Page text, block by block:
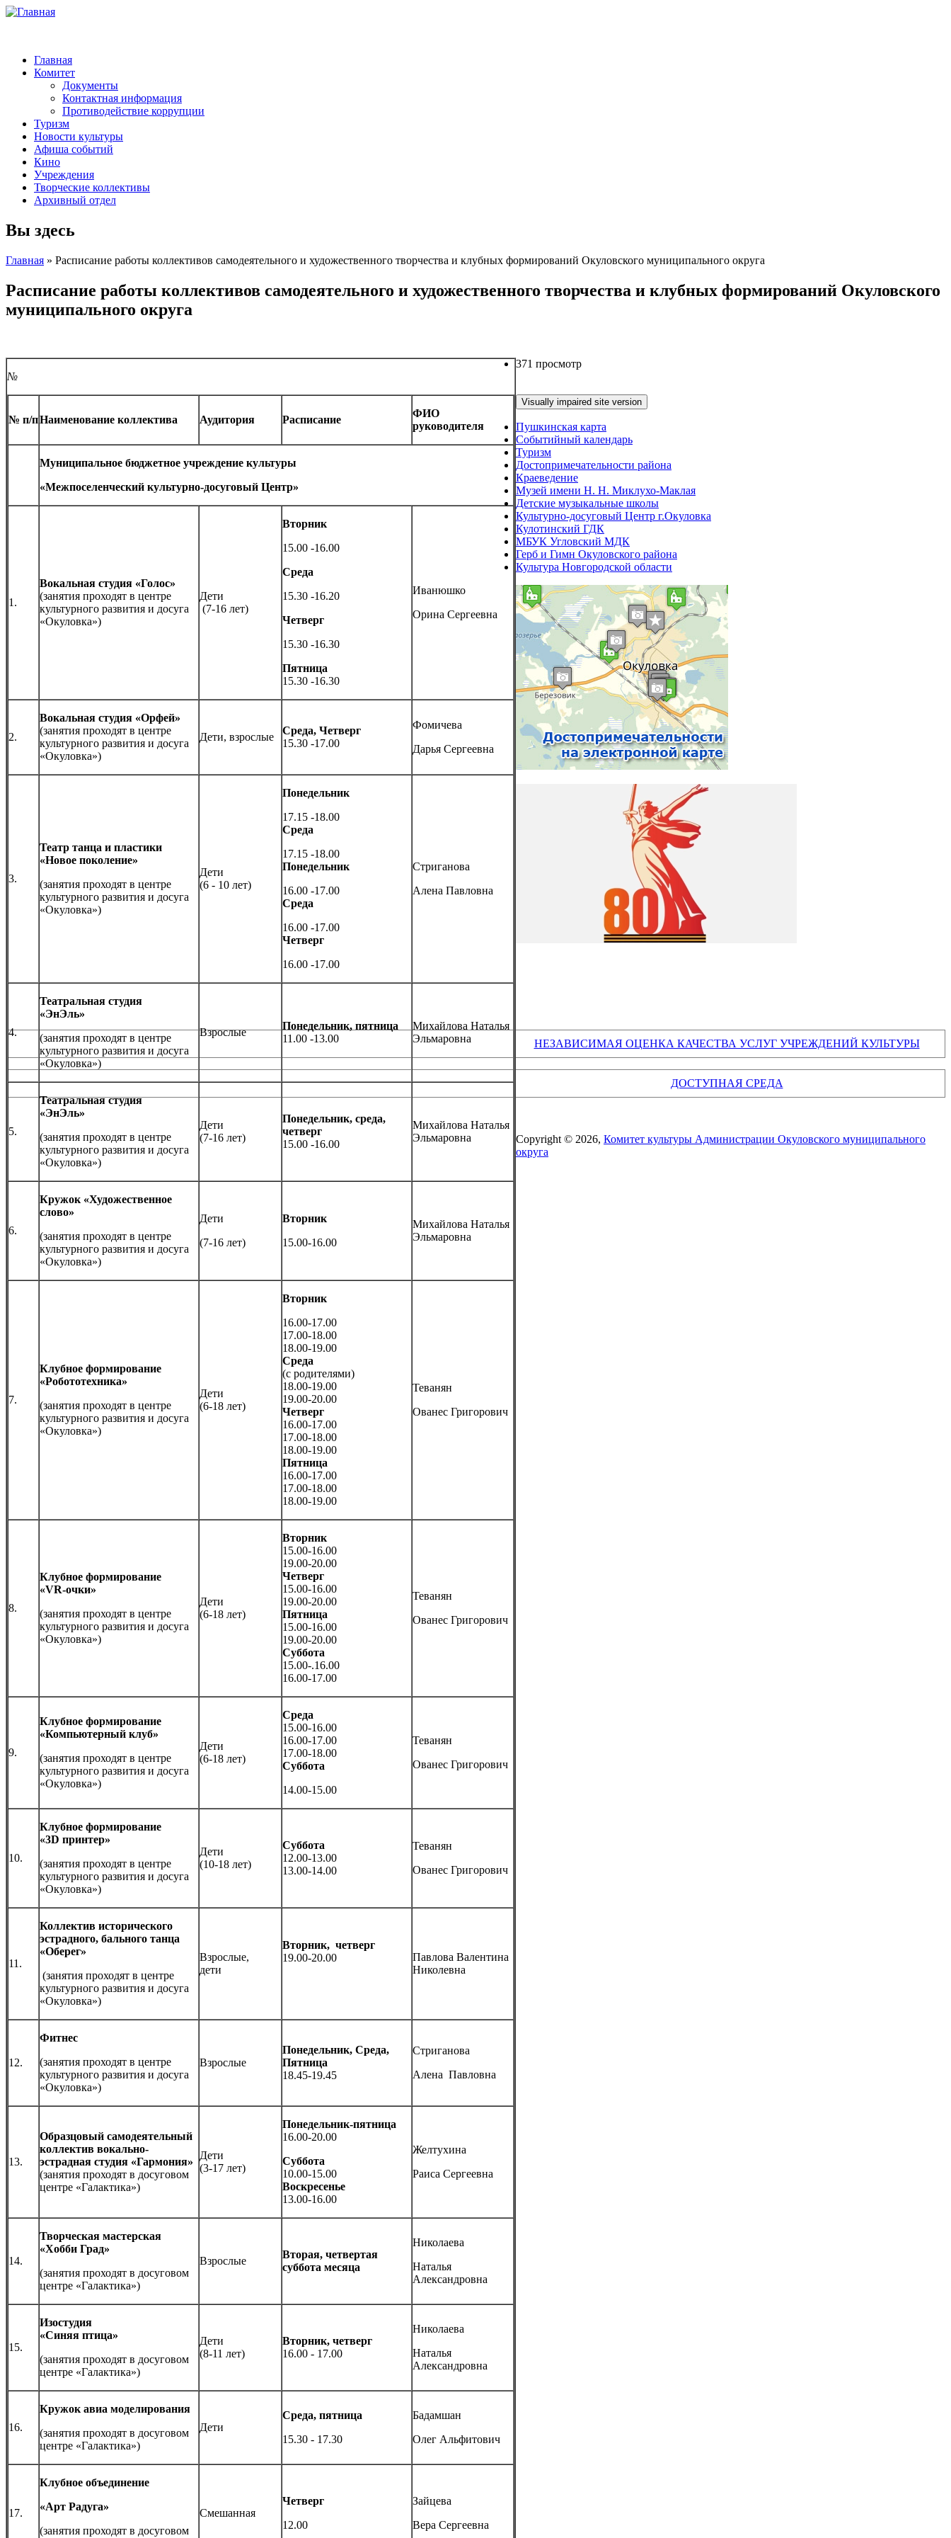
Главная
Комитет
Документы
Контактная информация
Противодействие коррупции
Туризм
Новости культуры
Афиша событий
Кино
Учреждения
Творческие коллективы
Архивный отдел
Вы здесь
Главная » Расписание работы коллективов самодеятельного и художественного творчества и клубных формирований Окуловского муниципального округа
Расписание работы коллективов самодеятельного и художественного творчества и клубных формирований Окуловского
муниципального округа
№
№ п/пНаименование коллектива Аудитория Расписание
ФИО
руководителя
Муниципальное бюджетное учреждение культуры
«Межпоселенческий культурно-досуговый Центр»
1.
Вокальная студия «Голос»
(занятия проходят в центре
культурного развития и досуга
«Окуловка»)
Дети
(7-16 лет)
Вторник
15.00 -16.00
Среда
15.30 -16.20
Четверг
15.30 -16.30
Пятница
15.30 -16.30
Иванюшко
Орина Сергеевна
2.
Вокальная студия «Орфей»
(занятия проходят в центре
культурного развития и досуга
«Окуловка»)
Дети, взрослые
Среда, Четверг
15.30 -17.00
Фомичева
Дарья Сергеевна
3.
Театр танца и пластики
«Новое поколение»
(занятия проходят в центре
культурного развития и досуга
«Окуловка»)
Дети
(6 - 10 лет)
Понедельник
17.15 -18.00
Среда
17.15 -18.00
Понедельник
16.00 -17.00
Среда
16.00 -17.00
Четверг
16.00 -17.00
Стриганова
Алена Павловна
4.
Театральная студия
«ЭнЭль»
(занятия проходят в центре
культурного развития и досуга
«Окуловка»)
Взрослые
Понедельник, пятница
11.00 -13.00
Михайлова Наталья
Эльмаровна
5.
Театральная студия
«ЭнЭль»
(занятия проходят в центре
культурного развития и досуга
«Окуловка»)
Дети
(7-16 лет)
Понедельник, среда,
четверг
15.00 -16.00
Михайлова Наталья
Эльмаровна
6.
Кружок «Художественное
слово»
(занятия проходят в центре
культурного развития и досуга
«Окуловка»)
Дети
(7-16 лет)
Вторник
15.00-16.00
Михайлова Наталья
Эльмаровна
7.
Клубное формирование
«Робототехника»
(занятия проходят в центре
культурного развития и досуга
«Окуловка»)
Дети
(6-18 лет)
Вторник
16.00-17.00
17.00-18.00
18.00-19.00
Среда
(с родителями)
18.00-19.00
19.00-20.00
Четверг
16.00-17.00
17.00-18.00
18.00-19.00
Пятница
16.00-17.00
17.00-18.00
18.00-19.00
Теванян
Ованес Григорович
8.
Клубное формирование
«VR-очки»
(занятия проходят в центре
культурного развития и досуга
«Окуловка»)
Дети
(6-18 лет)
Вторник
15.00-16.00
19.00-20.00
Четверг
15.00-16.00
19.00-20.00
Пятница
15.00-16.00
19.00-20.00
Суббота
15.00-.16.00
16.00-17.00
Теванян
Ованес Григорович
9.
Клубное формирование
«Компьютерный клуб»
(занятия проходят в центре
культурного развития и досуга
«Окуловка»)
Дети
(6-18 лет)
Среда
15.00-16.00
16.00-17.00
17.00-18.00
Суббота
14.00-15.00
Теванян
Ованес Григорович
10.
Клубное формирование
«3D принтер»
(занятия проходят в центре
культурного развития и досуга
«Окуловка»)
Дети
(10-18 лет)
Суббота
12.00-13.00
13.00-14.00
Теванян
Ованес Григорович
11.
Коллектив исторического
эстрадного, бального танца
«Оберег»
(занятия проходят в центре
культурного развития и досуга
«Окуловка»)
Взрослые,
дети
Вторник, четверг
19.00-20.00
Павлова Валентина
Николевна
12.
Фитнес
(занятия проходят в центре
культурного развития и досуга
«Окуловка»)
Взрослые
Понедельник, Среда,
Пятница
18.45-19.45
Стриганова
Алена Павловна
13.
Образцовый самодеятельный
коллектив вокально-
эстрадная студия «Гармония»
(занятия проходят в досуговом
центре «Галактика»)
Дети
(3-17 лет)
Понедельник-пятница
16.00-20.00
Суббота
10.00-15.00
Воскресенье
13.00-16.00
Желтухина
Раиса Сергеевна
14.
Творческая мастерская
«Хобби Град»
(занятия проходят в досуговом
центре «Галактика»)
Взрослые
Вторая, четвертая
суббота месяца
Николаева
Наталья
Александровна
15.
Изостудия
«Синяя птица»
(занятия проходят в досуговом
центре «Галактика»)
Дети
(8-11 лет)
Вторник, четверг
16.00 - 17.00
Николаева
Наталья
Александровна
16.
Кружок авиа моделирования
(занятия проходят в досуговом
центре «Галактика»)
Дети
Среда, пятница
15.30 - 17.30
Бадамшан
Олег Альфитович
17.
Клубное объединение
«Арт Радуга»
(занятия проходят в досуговом
Смешанная
Четверг
12.00
Зайцева
Вера Сергеевна
371 просмотр
Пушкинская карта
Событийный календарь
Туризм
Достопримечательности района
Краеведение
Музей имени Н. Н. Миклухо-Маклая
Детские музыкальные школы
Культурно-досуговый Центр г.Окуловка
Кулотинский ГДК
МБУК Угловский МДК
Герб и Гимн Окуловского района
Культура Новгородской области
НЕЗАВИСИМАЯ ОЦЕНКА КАЧЕСТВА УСЛУГ УЧРЕЖДЕНИЙ КУЛЬТУРЫ
ДОСТУПНАЯ СРЕДА
Copyright © 2026, Комитет культуры Администрации Окуловского муниципального
округа